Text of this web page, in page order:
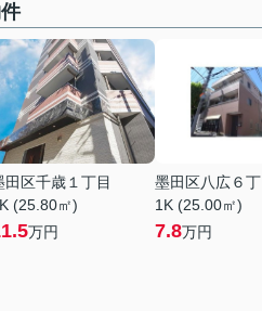
田区千歳１丁目
(25.80㎡)
万円
墨田区八広６丁
1K (25.00㎡)
7.8万円